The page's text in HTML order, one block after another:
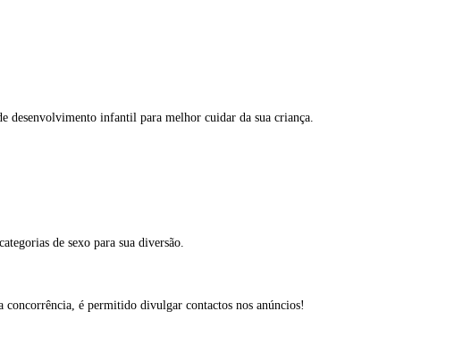
desenvolvimento infantil para melhor cuidar da sua criança.
de sexo para sua diversão.
é permitido divulgar contactos nos anúncios!